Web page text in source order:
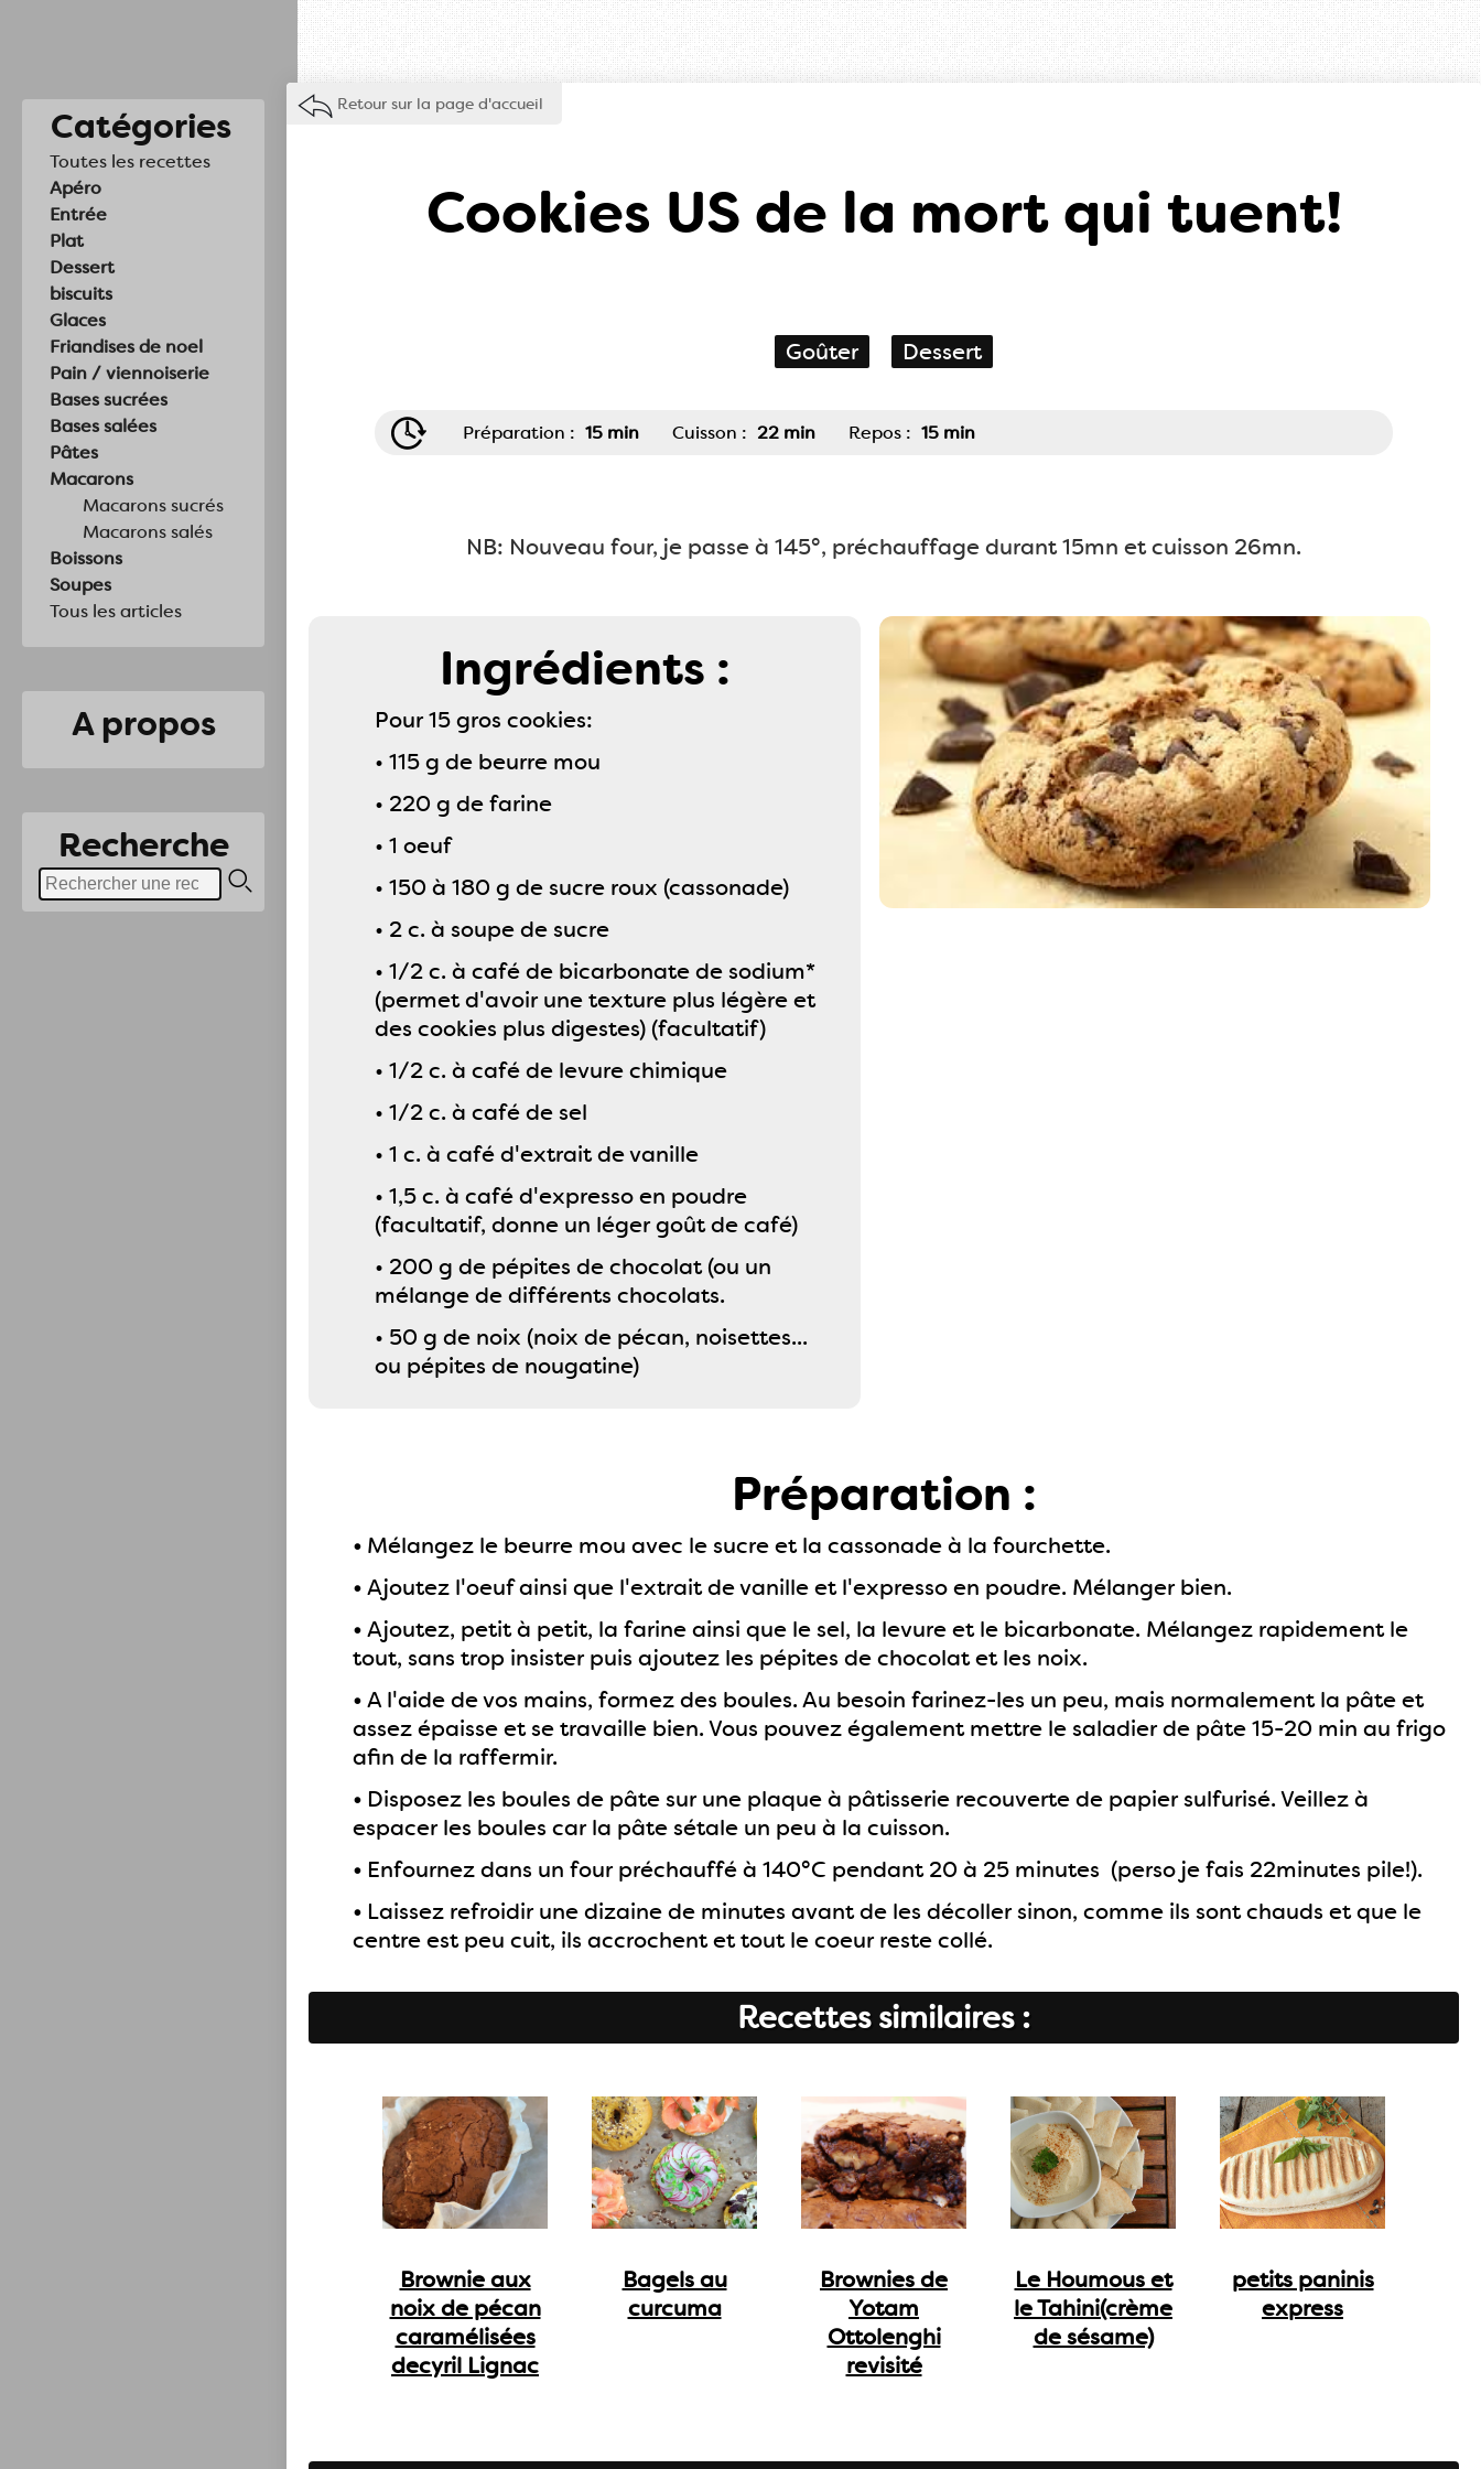
Catégories
Toutes les recettes
Apéro
Entrée
Plat
Dessert
biscuits
Glaces
Friandises de noel
Pain / viennoiserie
Bases sucrées
Bases salées
Pâtes
Macarons
Macarons sucrés
Macarons salés
Boissons
Soupes
Tous les articles
A propos
Recherche
Retour sur la page d'accueil
Cookies US de la mort qui tuent!
Goûter Dessert
Préparation : 15 min Cuisson : 22 min Repos : 15 min
NB: Nouveau four, je passe à 145°, préchauffage durant 15mn et cuisson 26mn.
Ingrédients :
Pour 15 gros cookies:
• 115 g de beurre mou
• 220 g de farine
• 1 oeuf
• 150 à 180 g de sucre roux (cassonade)
• 2 c. à soupe de sucre
• 1/2 c. à café de bicarbonate de sodium*
(permet d'avoir une texture plus légère et
des cookies plus digestes) (facultatif)
• 1/2 c. à café de levure chimique
• 1/2 c. à café de sel
• 1 c. à café d'extrait de vanille
• 1,5 c. à café d'expresso en poudre
(facultatif, donne un léger goût de café)
• 200 g de pépites de chocolat (ou un
mélange de différents chocolats.
• 50 g de noix (noix de pécan, noisettes...
ou pépites de nougatine)
Préparation :
• Mélangez le beurre mou avec le sucre et la cassonade à la fourchette.
•Ajoutez l'oeuf ainsi que l'extrait de vanille et l'expresso en poudre. Mélanger bien.
•Ajoutez, petit à petit, la farine ainsi que le sel, la levure et le bicarbonate. Mélangez rapidement le
tout, sans trop insister puis ajoutez les pépites de chocolat et les noix.
•A l'aide de vos mains, formez des boules. Au besoin farinez-les un peu, mais normalement la pâte et
assez épaisse et se travaille bien. Vous pouvez également mettre le saladier de pâte 15-20 min au frigo
afin de la raffermir.
• Disposez les boules de pâte sur une plaque à pâtisserie recouverte de papier sulfurisé. Veillez à
espacer les boules car la pâte sétale un peu à la cuisson.
• Enfournez dans un four préchauffé à 140°C pendant 20 à 25 minutes (perso je fais 22minutes pile!).
• Laissez refroidir une dizaine de minutes avant de les décoller sinon, comme ils sont chauds et que le
centre est peu cuit, ils accrochent et tout le coeur reste collé.
Recettes similaires :
Brownie aux
noix de pécan
caramélisées
decyril Lignac
Bagels au
curcuma
Brownies de
Yotam
Ottolenghi
revisité
Le Houmous et
le Tahini(crème
de sésame)
petits paninis
express